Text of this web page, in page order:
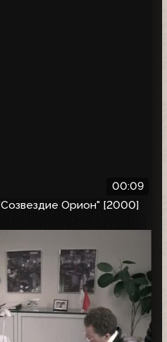
00:09
Орион" [2000]